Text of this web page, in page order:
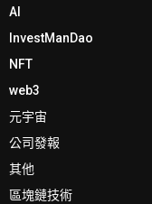
AI
InvestManDao
NFT
web3
元宇宙
公司發報
其他
區塊鏈技術